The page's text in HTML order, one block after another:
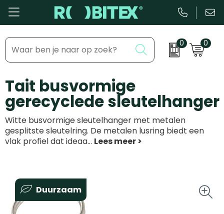
0 0
Bestsellers
Beurs & Event
Kantoor & Schrijfwaren
Eten & Drinkware
Groei & bloei
Inhaakmomenten
Feestdagen
Zakelijke evenementen
Dag van de ...
Tait busvormige
gerecyclede sleutelhanger
Witte busvormige sleutelhanger met metalen
gesplitste sleutelring. De metalen lusring biedt een
vlak profiel dat ideaa...
Duurzaam